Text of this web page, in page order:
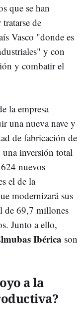
que se han
de
Vasco "donde es
y con
y combatir el
la empresa
una nueva nave y
de fabricación de
una inversión total
nuevos
el de la
modernizará sus
de 69,7 millones
Junto a ello,
Ibérica son
a la